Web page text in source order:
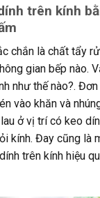
trên kính
chắn là chất tẩy
gian bếp nào.
như thế nào?.
vào khăn và
ở vị trí có keo
kính. Đay cũng là
trên kính hiệu